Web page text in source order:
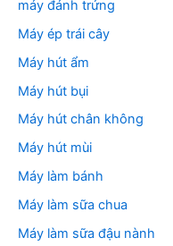
máy đánh trứng
Máy ép trái cây
Máy hút ẩm
Máy hút bụi
Máy hút chân không
Máy hút mùi
Máy làm bánh
Máy làm sữa chua
Máy làm sữa đậu nành